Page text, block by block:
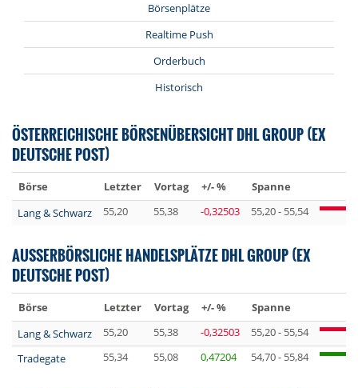
Börsenplätze
Realtime Push
Orderbuch
Historisch
ÖSTERREICHISCHE BÖRSENÜBERSICHT DHL GROUP (EX
DEUTSCHE POST)
Börse Letzter Vortag +/- %
Spanne
Lang & Schwarz
55,20 55,38 -0,32503 55,20 - 55,54
AUSSERBÖRSLICHE HANDELSPLÄTZE DHL GROUP (EX
DEUTSCHE POST)
Börse Letzter Vortag +/- %
Spanne
Lang & Schwarz
55,20 55,38 -0,32503
55,20 - 55,54
Tradegate
55,34 55,08 0,47204 54,70 - 55,84